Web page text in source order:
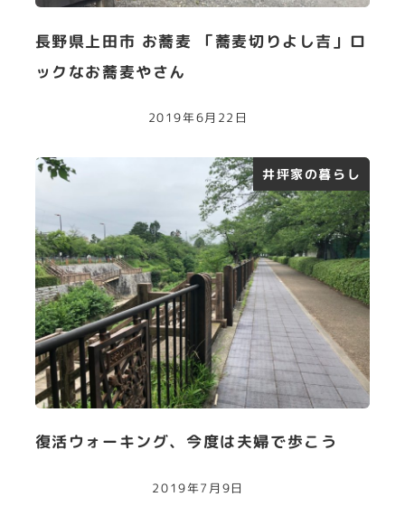
長野県上田市 お蕎麦 「蕎麦切りよし吉」ロ
ックなお蕎麦やさん
2019年6月22日
井坪家の暮らし
復活ウォーキング、今度は夫婦で歩こう
2019年7月9日